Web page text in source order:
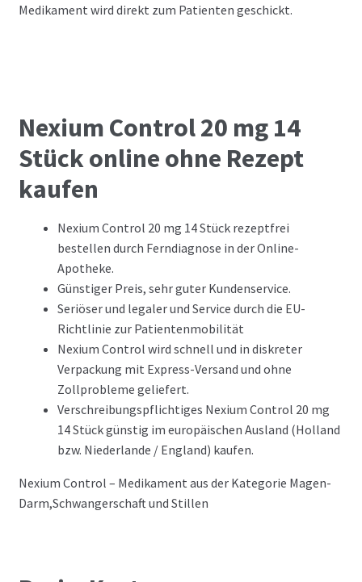
Medikament wird direkt zum Patienten geschickt.
Nexium Control 20 mg 14
Stück online ohne Rezept
kaufen
Nexium Control 20 mg 14 Stück rezeptfrei
bestellen durch Ferndiagnose in der Online-
Apotheke.
Günstiger Preis, sehr guter Kundenservice.
Seriöser und legaler und Service durch die EU-
Richtlinie zur Patientenmobilität
Nexium Control wird schnell und in diskreter
Verpackung mit Express-Versand und ohne
Zollprobleme geliefert.
Verschreibungspflichtiges Nexium Control 20 mg
14 Stück günstig im europäischen Ausland (Holland
bzw. Niederlande / England) kaufen.
Nexium Control – Medikament aus der Kategorie Magen-
Darm,Schwangerschaft und Stillen